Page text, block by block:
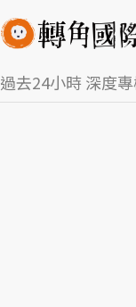
過去24小時深度